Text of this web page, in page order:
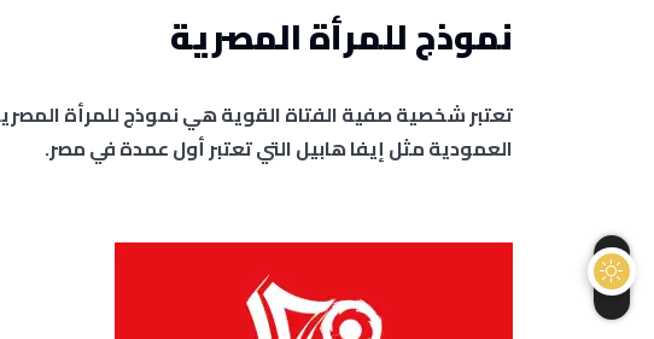
نموذج للمرأة المصرية
تعتبر شخصية صفية الفتاة القوية هي نموذج للمرأة
العمودية مثل إيفا هابيل التي تعتبر أول عمدة في مصر.